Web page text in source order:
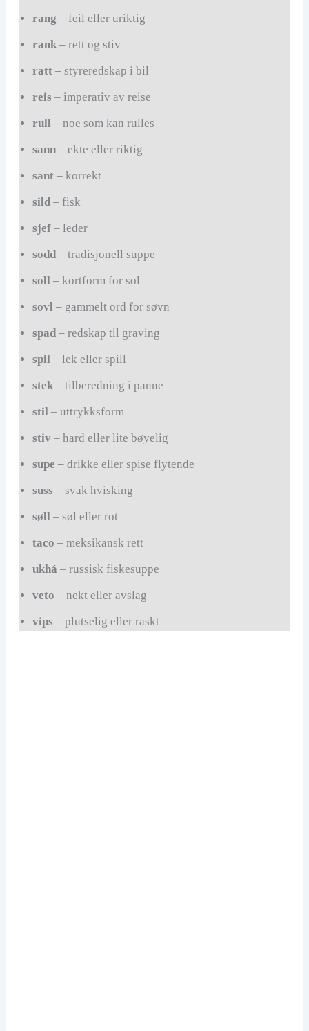
rang – feil eller uriktig
rank– rett og stiv
ratt– styreredskap i bil
reis – imperativ av reise
rull– noe som kan rulles
sann– ekte eller riktig
sant– korrekt
sild– fisk
sjef– leder
sodd– tradisjonell suppe
soll– kortform for sol
sovl– gammelt ord for søvn
spad– redskap til graving
spil– lek eller spill
stek– tilberedning i panne
stil– uttrykksform
stiv– hard eller lite bøyelig
supe – drikke eller spise flytende
suss – svak hvisking
søll– søl eller rot
taco – meksikansk rett
ukhá – russisk fiskesuppe
veto – nekt eller avslag
vips – plutselig eller raskt